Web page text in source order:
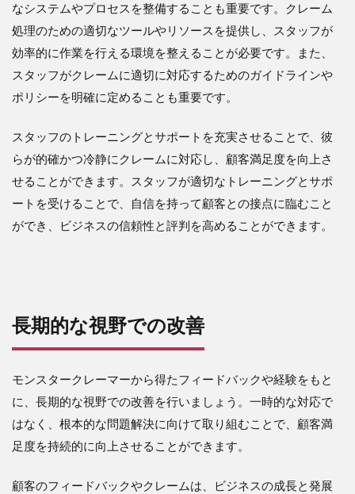
なシステムやプロセスを整備することも重要です。クレーム
処理のための適切なツールやリソースを提供し、スタッフが
効率的に作業を行える環境を整えることが必要です。また、
スタッフがクレームに適切に対応するためのガイドラインや
ポリシーを明確に定めることも重要です。
スタッフのトレーニングとサポートを充実させることで、彼
らが的確かつ冷静にクレームに対応し、顧客満足度を向上さ
せることができます。スタッフが適切なトレーニングとサポ
ートを受けることで、自信を持って顧客との接点に臨むこと
ができ、ビジネスの信頼性と評判を高めることができます。
長期的な視野での改善
モンスタークレーマーから得たフィードバックや経験をもと
に、長期的な視野での改善を行いましょう。一時的な対応で
はなく、根本的な問題解決に向けて取り組むことで、顧客満
足度を持続的に向上させることができます。
顧客のフィードバックやクレームは、ビジネスの成長と発展